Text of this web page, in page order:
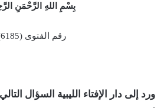
بِسْمِ اللهِ الرَّحْمَنِ
رقم الفتوى (6185)
ورد إلى دار الإفتاء الليبية السؤال